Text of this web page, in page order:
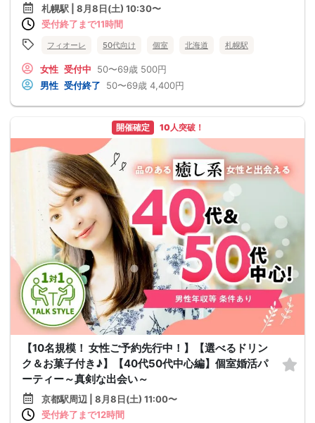
札幌駅 | 8月8日(土) 10:30〜
受付終了まで11時間
フィオーレ 50代向け 個室 北海道 札幌駅
女性 受付中 50〜69歳 500円
男性 受付終了 50〜69歳 4,400円
開催確定 10人突破！
【10名規模！ 女性ご予約先行中！】【選べるドリン
ク＆お菓子付き♪】【40代50代中心編】個室婚活パ
ーティー～真剣な出会い～
京都駅周辺 | 8月8日(土) 11:00〜
受付終了まで12時間